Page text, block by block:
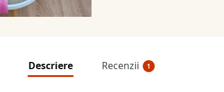
Descriere Recenzii 1